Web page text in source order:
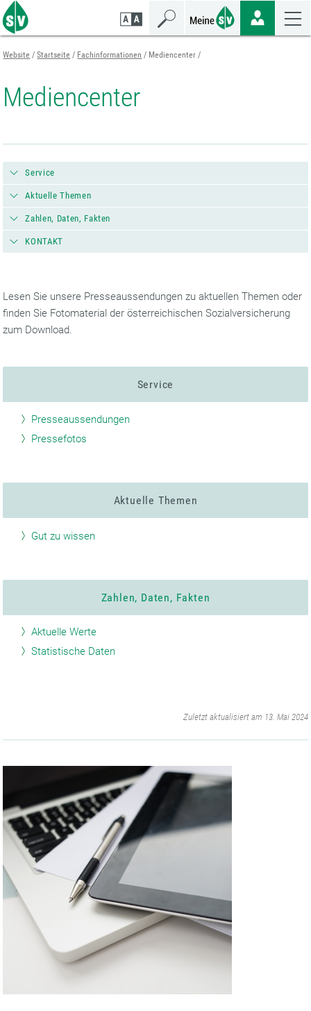
Zum
Seiteninhalt
springen
Zur
Navigation
springen
Zur
Mobilen
Navigation
springen
Website Startseite Fachinformationen Mediencenter
Mediencenter
Service
Aktuelle Themen
Zahlen, Daten, Fakten
KONTAKT
Lesen Sie unsere Presseaussendungen zu aktuellen Themen oder
finden Sie Fotomaterial der österreichischen Sozialversicherung
zum Download.
Service
Presseaussendungen
Pressefotos
Aktuelle Themen
Gut zu wissen
Zahlen, Daten, Fakten
Aktuelle Werte
Statistische Daten
Zuletzt aktualisiert am 13. Mai 2024